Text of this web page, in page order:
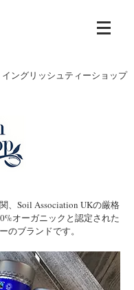
ングリッシュティーショップ
、Soil Association UKの厳格
オーガニックと認定された
のブランドです。